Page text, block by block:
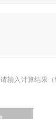
请输入计算结果